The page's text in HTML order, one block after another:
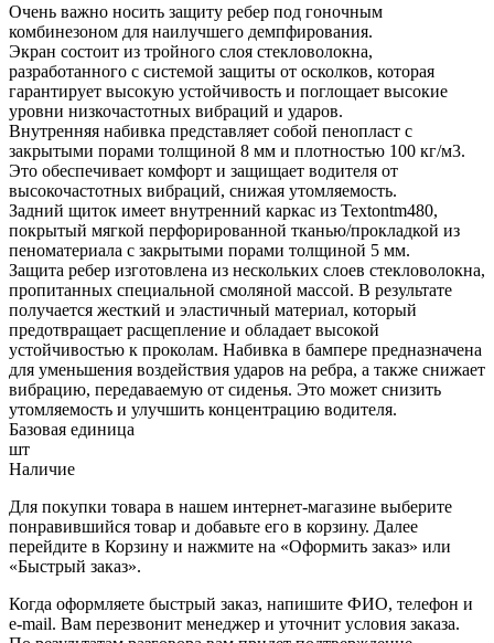
Очень важно носить защиту ребер под гоночным
комбинезоном для наилучшего демпфирования.
Экран состоит из тройного слоя стекловолокна,
разработанного с системой защиты от осколков, которая
гарантирует высокую устойчивость и поглощает высокие
уровни низкочастотных вибраций и ударов.
Внутренняя набивка представляет собой пенопласт с
закрытыми порами толщиной 8 мм и плотностью 100 кг/м3.
Это обеспечивает комфорт и защищает водителя от
высокочастотных вибраций, снижая утомляемость.
Задний щиток имеет внутренний каркас из Textontm480,
покрытый мягкой перфорированной тканью/прокладкой из
пеноматериала с закрытыми порами толщиной 5 мм.
Защита ребер изготовлена из нескольких слоев стекловолокна,
пропитанных специальной смоляной массой. В результате
получается жесткий и эластичный материал, который
предотвращает расщепление и обладает высокой
устойчивостью к проколам. Набивка в бампере предназначена
для уменьшения воздействия ударов на ребра, а также снижает
вибрацию, передаваемую от сиденья. Это может снизить
утомляемость и улучшить концентрацию водителя.
Базовая единица
шт
Наличие
Для покупки товара в нашем интернет-магазине выберите
понравившийся товар и добавьте его в корзину. Далее
перейдите в Корзину и нажмите на «Оформить заказ» или
«Быстрый заказ».
Когда оформляете быстрый заказ, напишите ФИО, телефон и
e-mail. Вам перезвонит менеджер и уточнит условия заказа.